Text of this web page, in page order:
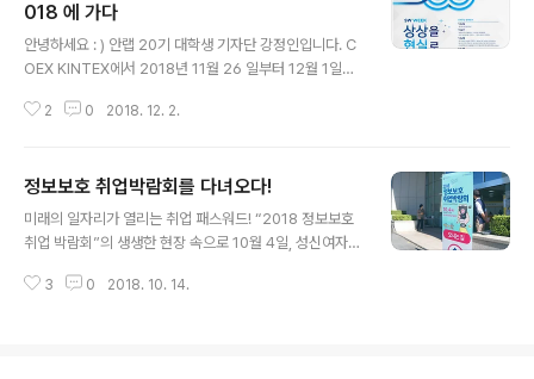
크게 [공항 라운지-비행기-판교-안랩 사옥] 이렇게 4개의
주요 공간이 구현되어 있으며, 공항 라운지에서 비행기를
탑승한 후 판교역에 하차해 안랩 사옥으로 이동하는 동선
입니다. 대학생 기자인 제가 안랩월드를 직접 다녀와 보았
는데요, 국내 최고의 정보 보안 기업의 사람들은 어떻게 창
018 에 가다
안녕하세요 : ) 안랩 20기 대학생 기자단 강정인입니다. C
OEX KINTEX에서 2018년 11월 26 일부터 12월 1일까
도 11월 28일 COEX 그랜드볼룸에서 열린 안전 확보를 위
TCon : 베스트콘이라고 불리는데요 BeSTCon은 과학기
술정보통신부가 주최한 SW테스팅 컨퍼런스로써 국내 외
소프트웨어 테스팅 시장의 기술력과 트렌드를 알 수 있는
트웨어 테스팅 산업에 대한 중요성 및 인식을 높이고, 테스
2 0 2018. 12. 2.
정보보호 취업박람회를 다녀오다!
미래의 일자리가 열리는 취업 패스워드! “2018 정보보호
취업 박람회”의 생생한 현장 속으로 10월 4일, 성신여자대
주관한 ‘2018 정보보호 취업 박람회’가 개최되었습니다.
3 0 2018. 10. 14.